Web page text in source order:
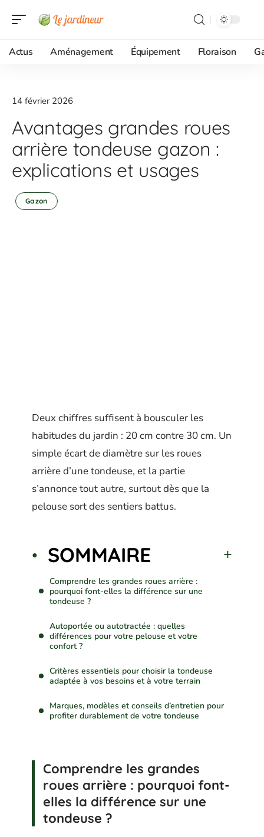
Actus Aménagement Équipement Floraison
14 février 2026
Avantages grandes roues
arrière tondeuse gazon :
explications et usages
Gazon
Deux chiffres suffisent à bousculer les
habitudes du jardin : 20 cm contre 30 cm. Un
simple écart de diamètre sur les roues
arrière d’une tondeuse, et la partie
s’annonce tout autre, surtout dès que la
pelouse sort des sentiers battus.
SOMMAIRE
Comprendre les grandes roues arrière :
pourquoi font-elles la différence sur une
tondeuse ?
Autoportée ou autotractée : quelles
différences pour votre pelouse et votre
confort ?
Critères essentiels pour choisir la tondeuse
adaptée à vos besoins et à votre terrain
Marques, modèles et conseils d’entretien pour
profiter durablement de votre tondeuse
Comprendre les grandes
roues arrière : pourquoi font-
elles la différence sur une
tondeuse ?